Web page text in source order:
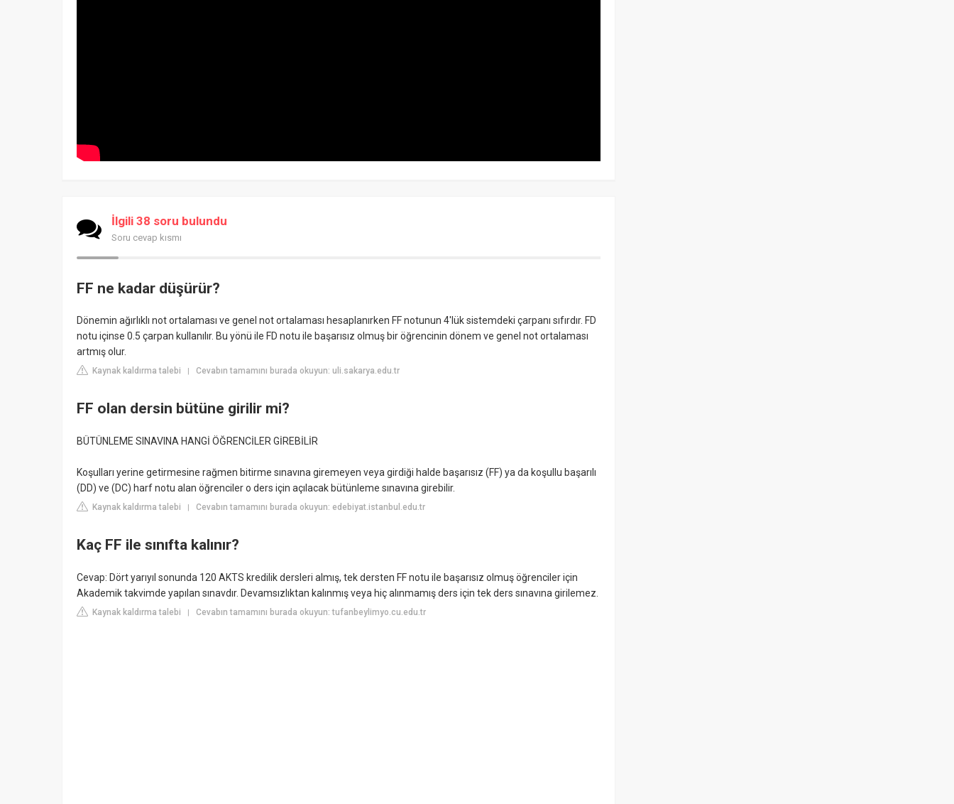
İlgili 38 soru bulundu
Soru cevap kısmı
FF ne kadar düşürür?
Dönemin ağırlıklı not ortalaması ve genel not ortalaması hesaplanırken FF notunun 4'lük sistemdeki çarpanı sıfırdır. FD
notu içinse 0.5 çarpan kullanılır. Bu yönü ile FD notu ile başarısız olmuş bir öğrencinin dönem ve genel not ortalaması
artmış olur.
Kaynak kaldırma talebi | Cevabın tamamını burada okuyun: uli.sakarya.edu.tr
FF olan dersin bütüne girilir mi?
BÜTÜNLEME SINAVINA HANGİ ÖĞRENCİLER GİREBİLİR
Koşulları yerine getirmesine rağmen bitirme sınavına giremeyen veya girdiği halde başarısız (FF) ya da koşullu başarılı
(DD) ve (DC) harf notu alan öğrenciler o ders için açılacak bütünleme sınavına girebilir.
Kaynak kaldırma talebi | Cevabın tamamını burada okuyun: edebiyat.istanbul.edu.tr
Kaç FF ile sınıfta kalınır?
Cevap: Dört yarıyıl sonunda 120 AKTS kredilik dersleri almış, tek dersten FF notu ile başarısız olmuş öğrenciler için
Akademik takvimde yapılan sınavdır. Devamsızlıktan kalınmış veya hiç alınmamış ders için tek ders sınavına girilemez.
Kaynak kaldırma talebi | Cevabın tamamını burada okuyun: tufanbeylimyo.cu.edu.tr